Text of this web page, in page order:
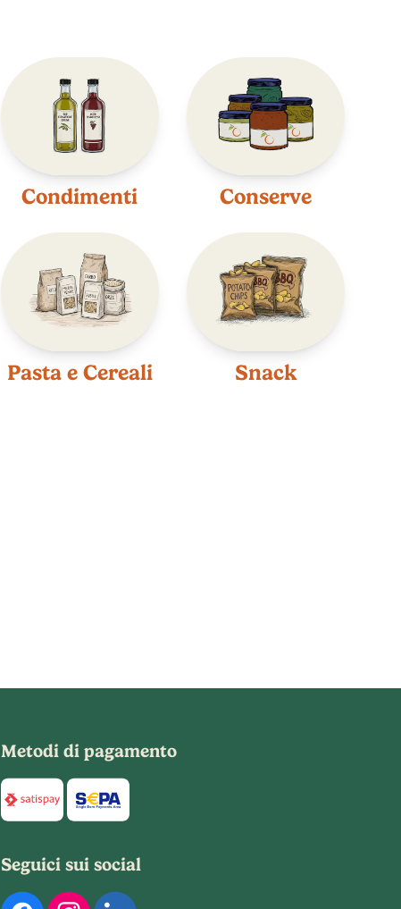
Condimenti Conserve
Pasta e Cereali Snack
Metodi di pagamento
Di seguito sono elencati i metodi di pagamento disponibili
Seguici sui social
Di seguito sono elencati i nostri profili social ufficiali. Puoi